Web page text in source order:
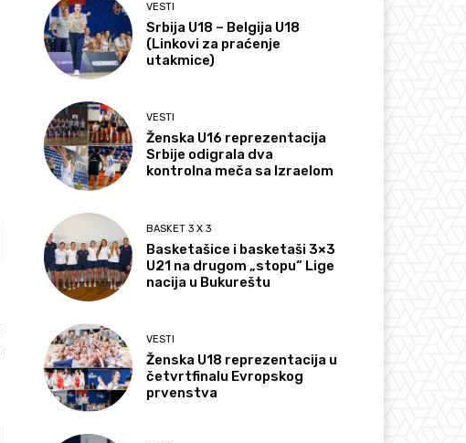
VESTI
Srbija U18 – Belgija U18
(Linkovi za praćenje
utakmice)
VESTI
Ženska U16 reprezentacija
Srbije odigrala dva
kontrolna meča sa Izraelom
BASKET 3 X 3
Basketašice i basketaši 3×3
U21 na drugom „stopu“ Lige
nacija u Bukureštu
VESTI
Ženska U18 reprezentacija u
četvrtfinalu Evropskog
prvenstva